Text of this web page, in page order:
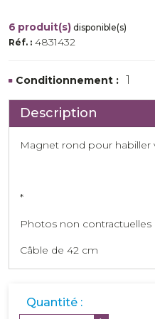
6 produit(s) disponible(s)
Réf. : 4831432
Conditionnement : 1
Description
Magnet rond pour habiller
*
Photos non contractuelles
Câble de 42 cm
Quantité :